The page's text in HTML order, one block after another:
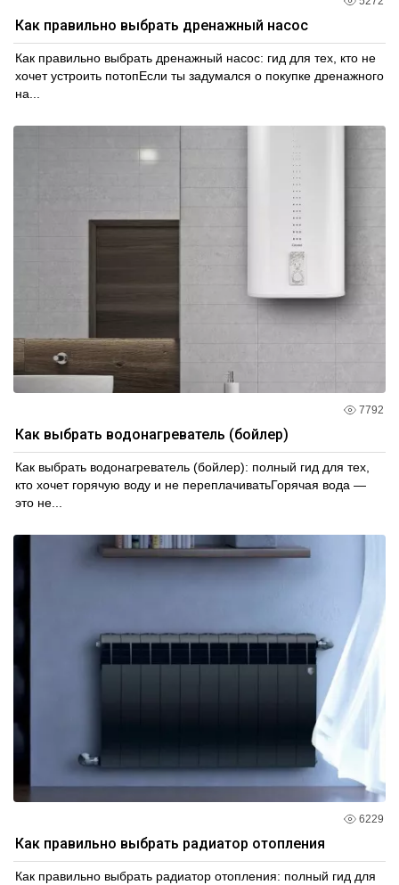
Как правильно выбрать дренажный насос
Как правильно выбрать дренажный насос: гид для тех, кто не
хочет устроить потопЕсли ты задумался о покупке дренажного
на...
7792
Как выбрать водонагреватель (бойлер)
Как выбрать водонагреватель (бойлер): полный гид для тех,
кто хочет горячую воду и не переплачиватьГорячая вода —
это не...
6229
Как правильно выбрать радиатор отопления
Как правильно выбрать радиатор отопления: полный гид для